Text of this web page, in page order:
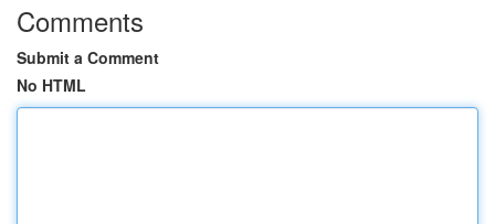
Comments
Submit a Comment
No HTML